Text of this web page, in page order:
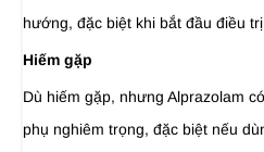
hướng, đặc biệt khi bắt đầu điều
Hiếm gặp
Dù hiếm gặp, nhưng Alprazolam
phụ nghiêm trọng, đặc biệt nếu